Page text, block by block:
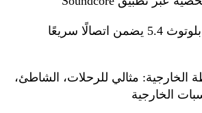
بلوتوث 5.4 يضمن اتصالًا سريعًا
الخارجية: مثالي للرحلات، الشاطئ،
الخارجية